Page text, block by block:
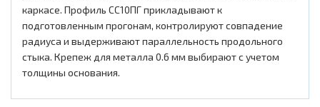
каркасе. Профиль СС10ПГ прикладывают к
подготовленным прогонам, контролируют совпадение
радиуса и выдерживают параллельность продольного
стыка. Крепеж для металла 0.6 мм выбирают с учетом
толщины основания.